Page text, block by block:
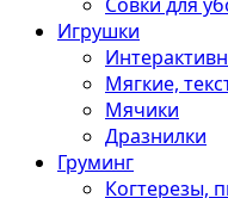
Игрушки
Мягкие,
Мячики
Дразнилки
Груминг
Когтерезы,